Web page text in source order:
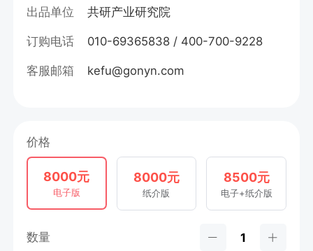
出品单位 共研产业研究院
订购电话 010-69365838 / 400-700-9228
客服邮箱 kefu@gonyn.com
价格
8000元
电子版
8000元
纸介版
8500元
电子+纸介版
数量